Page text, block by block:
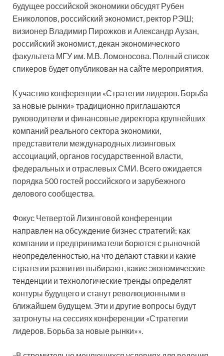
будущее российской экономики обсудят Рубен
Ениколопов, российский экономист, ректор РЭШ;
визионер Владимир Пирожков и Александр Аузан,
российский экономист, декан экономического
факультета МГУ им. М.В. Ломоносова. Полный список
спикеров будет опубликован на сайте мероприятия.
К участию конференции «Стратегии лидеров. Борьба
за новые рынки» традиционно приглашаются
руководители и финансовые директора крупнейших
компаний реального сектора экономики,
представители международных лизинговых
ассоциаций, органов государственной власти,
федеральных и отраслевых СМИ. Всего ожидается
порядка 500 гостей российского и зарубежного
делового сообщества.
Фокус Четвертой Лизинговой конференции
направлен на обсуждение бизнес стратегий: как
компании и предприниматели борются с рыночной
неопределенностью, на что делают ставки и какие
стратегии развития выбирают, какие экономические
тенденции и технологические тренды определят
контуры будущего и станут революционными в
ближайшем будущем. Эти и другие вопросы будут
затронуты на сессиях конференции «Стратегии
лидеров. Борьба за новые рынки»».